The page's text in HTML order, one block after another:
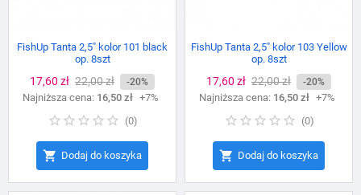
FishUp Tanta 2,5″ kolor 101 black
op. 8szt
Cena
17,60 zł Cena
podstawowa
22,00 zł -20%
Najniższa cena: 16,50 zł +7%
(0)
 Dodaj do koszyka
FishUp Tanta 2,5″ kolor 103 Yellow
op. 8szt
Cena
17,60 zł Cena
podstawowa
22,00 zł -20%
Najniższa cena: 16,50 zł +7%
(0)
 Dodaj do koszyka